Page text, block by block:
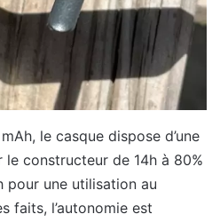
le casque dispose d’une
constructeur de 14h à 80%
pour une utilisation au
faits, l’autonomie est